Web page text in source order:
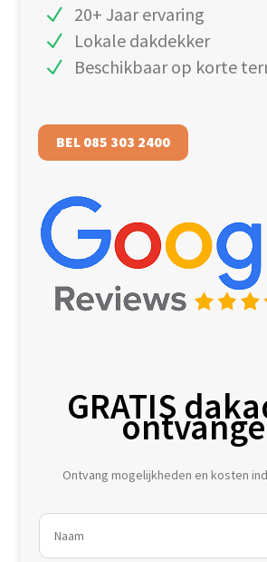
20+ Jaar ervaring
Lokale dakdekker
Beschikbaar op korte
BEL 085 303 2400
GRATIS
Ontvang mogelijkheden en kosten